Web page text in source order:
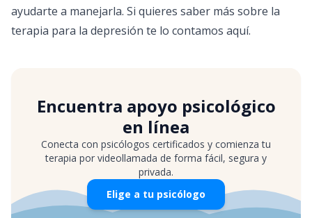
ayudarte a manejarla. Si quieres saber más sobre la
terapia para la depresión te lo contamos aquí.
Encuentra apoyo psicológico
en línea
Conecta con psicólogos certificados y comienza tu
terapia por videollamada de forma fácil, segura y
privada.
Elige a tu psicólogo